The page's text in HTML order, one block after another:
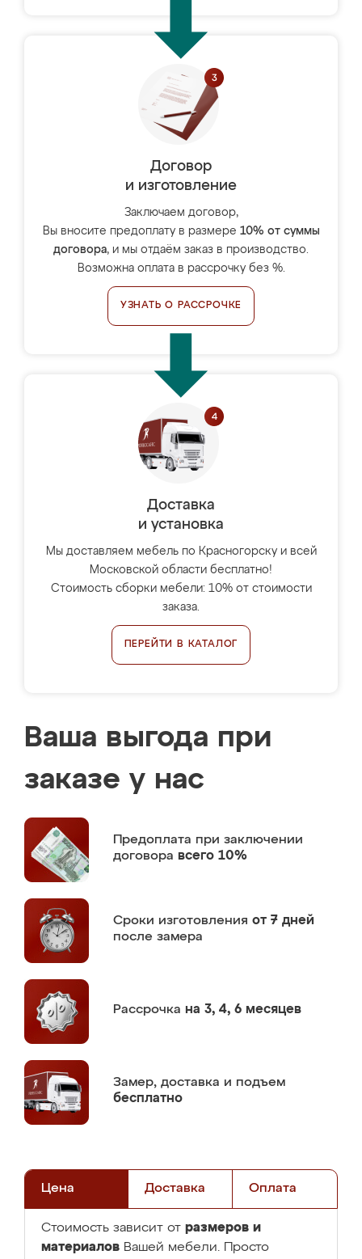
Договор
и изготовление
Заключаем договор,
Вы вносите предоплату в размере 10% от суммы
договора, и мы отдаём заказ в производство.
Возможна оплата в рассрочку без %.
УЗНАТЬ О РАССРОЧКЕ
Доставка
и установка
Мы доставляем мебель по Красногорску и всей
Московской области бесплатно!
Стоимость сборки мебели: 10% от стоимости
заказа.
ПЕРЕЙТИ В КАТАЛОГ
Ваша выгода при
заказе у нас
Предоплата при заключении
договора всего 10%
Сроки изготовления от 7 дней
после замера
Рассрочка на 3, 4, 6 месяцев
Замер, доставка и подъем
бесплатно
Цена Доставка Оплата
Стоимость зависит от размеров и
материалов Вашей мебели. Просто